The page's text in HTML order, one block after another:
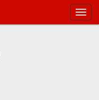
Main
Menu